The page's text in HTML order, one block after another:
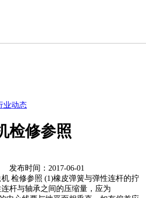
业动态
检修参照
布时间：2017-06-01
检修参照 (1)橡皮弹簧与弹性连杆的拧
杆与轴承之间的压缩量，应为